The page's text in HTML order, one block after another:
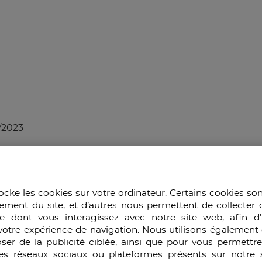
voit le jour après que les Anonymous aient
informatique HB Gary Federal. Cette action met
proposées comprennent sabotage,
dont Glenn Greenwald, cité nominalement. Or
renseignement américaines : Berico et Palantir.
sur Bank of America (BoA) avait provoqué la
américaine. Après que, dans le sillage de
les cookies sur votre ordinateur. Certains cookies
du site, et d’autres nous permettent de collecter
dont vous interagissez avec notre site web, afin
expérience de navigation. Nous utilisons
de la publicité ciblée, ainsi que pour vous
réseaux sociaux ou plateformes présents sur notre